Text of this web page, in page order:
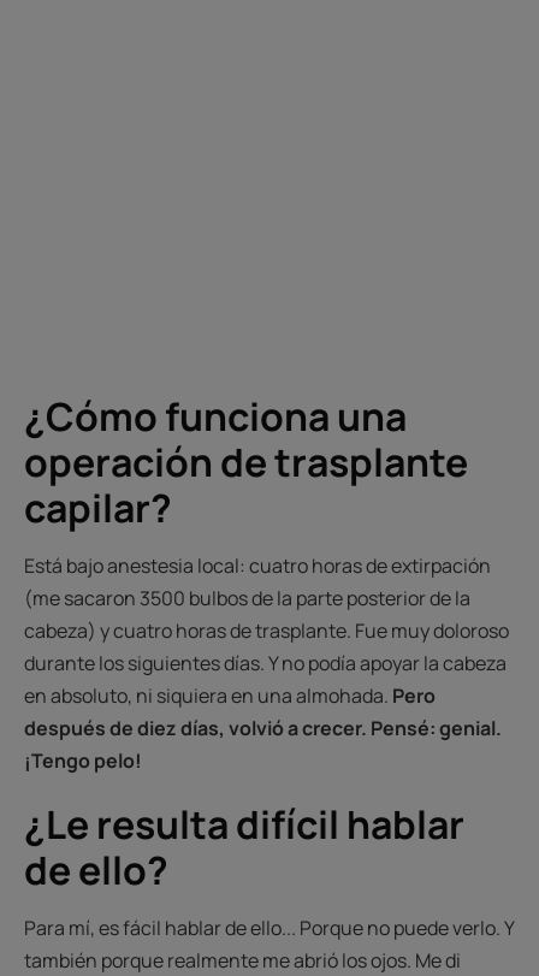
¿Cómo funciona una
operación de trasplante
capilar?
Está bajo anestesia local: cuatro horas de extirpación
(me sacaron 3500 bulbos de la parte posterior de la
cabeza) y cuatro horas de trasplante. Fue muy doloroso
durante los siguientes días. Y no podía apoyar la cabeza
en absoluto, ni siquiera en una almohada. Pero
después de diez días, volvió a crecer. Pensé: genial.
¡Tengo pelo!
¿Le resulta difícil hablar
de ello?
Para mí, es fácil hablar de ello... Porque no puede verlo. Y
también porque realmente me abrió los ojos. Me di